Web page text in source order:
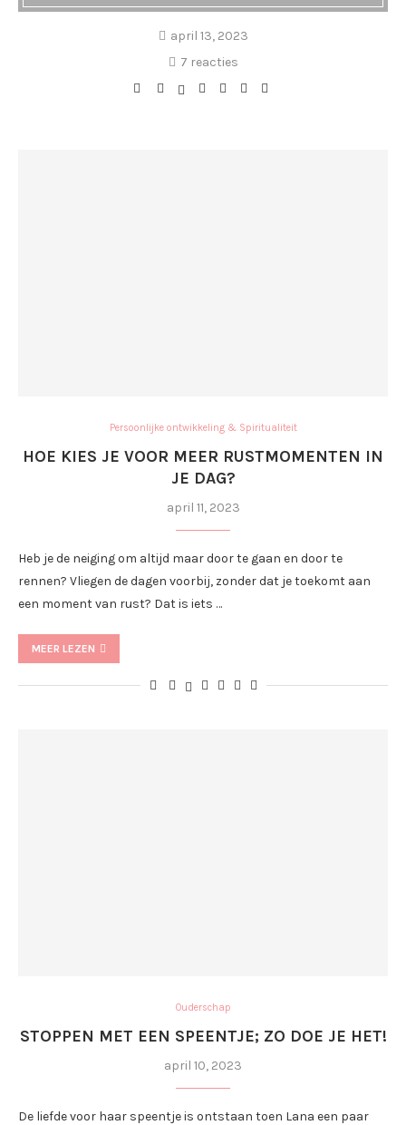
april 13, 2023
7 reacties
Persoonlijke ontwikkeling & Spiritualiteit
HOE KIES JE VOOR MEER RUSTMOMENTEN IN
JE DAG?
april 11, 2023
Heb je de neiging om altijd maar door te gaan en door te
rennen? Vliegen de dagen voorbij, zonder dat je toekomt aan
een moment van rust? Dat is iets …
MEER LEZEN
Ouderschap
STOPPEN MET EEN SPEENTJE; ZO DOE JE HET!
april 10, 2023
De liefde voor haar speentje is ontstaan toen Lana een paar